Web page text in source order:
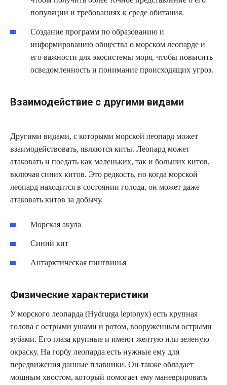
популяции и требованиях к среде обитания.
Создание программ по образованию и
информированию общества о морском леопарде и
его важности для экосистемы моря, чтобы повысить
осведомленность и понимание происходящих угроз.
Взаимодействие с другими видами
Другими видами, с которыми морской леопард может
взаимодействовать, являются киты. Леопард может
атаковать и поедать как маленьких, так и больших китов,
включая синих китов. Это редкость, но когда морской
леопард находится в состоянии голода, он может даже
атаковать китов за добычу.
Морская акула
Синий кит
Антарктическая пингвинья
Физические характеристики
У морского леопарда (Hydrurga leptonyx) есть крупная
голова с острыми ушами и ротом, вооруженным острыми
зубами. Его глаза крупные и имеют желтую или зеленую
окраску. На горбу леопарда есть нужные ему для
передвижения данные плавники. Он также обладает
мощным хвостом, который помогает ему маневрировать